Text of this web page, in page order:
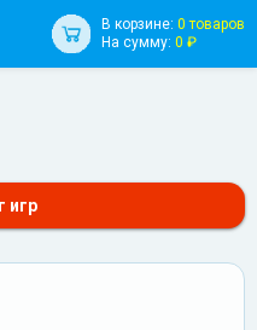
В корзине: 0 товаров
На сумму: 0 ₽
игр